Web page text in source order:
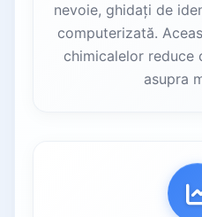
nevoie, ghidați de
computerizată.
chimicalelor reduce
asupra